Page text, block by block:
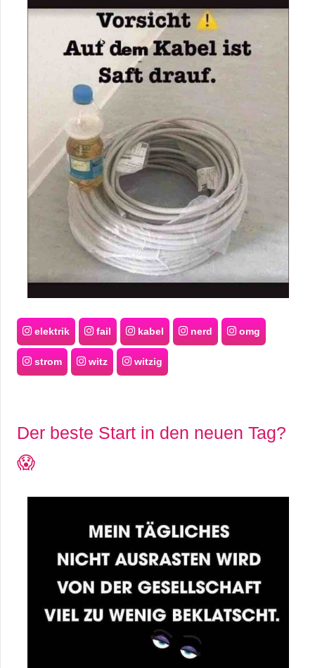
elektrik fail kabel nerd omg
strom witz witzig
Der beste Start in den neuen Tag?
😱